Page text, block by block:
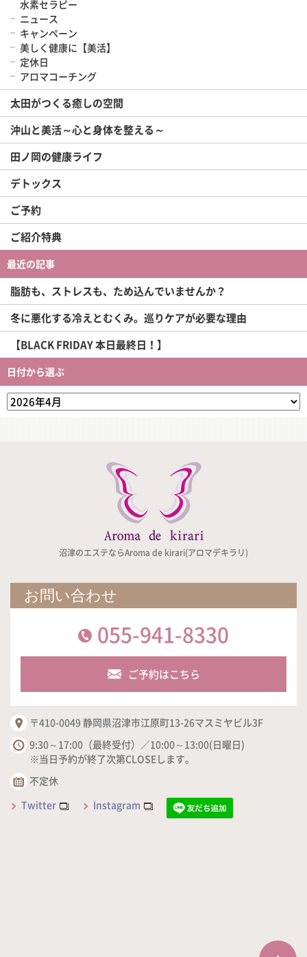
水素セラピー
ニュース
キャンペーン
美しく健康に【美活】
定休日
アロマコーチング
太田がつくる癒しの空間
沖山と美活～心と身体を整える～
田ノ岡の健康ライフ
デトックス
ご予約
ご紹介特典
最近の記事
脂肪も、ストレスも、ため込んでいませんか？
冬に悪化する冷えとむくみ。巡りケアが必要な理由
【BLACK FRIDAY 本日最終日！】
日付から選ぶ
沼津のエステならAroma de kirari(アロマデキラリ)
お問い合わせ
055-941-8330
ご予約はこちら
〒410-0049 静岡県沼津市江原町13-26マスミヤビル3F
9:30～17:00（最終受付）／10:00～13:00(日曜日)
※当日予約が終了次第CLOSEします。
不定休
Twitter
Instagram